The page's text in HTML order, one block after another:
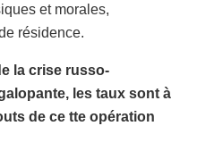
et morales,
résidence.
la crise russo-
les taux sont à
de ce tte opération